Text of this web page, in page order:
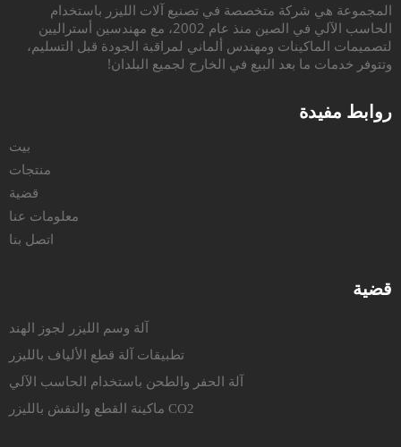
المجموعة هي شركة متخصصة في تصنيع آلات الليزر باستخدام
الحاسب الآلي في الصين منذ عام 2002، مع مهندسين أستراليين
لتصميمات الماكينات ومهندس ألماني لمراقبة الجودة قبل التسليم،
وتتوفر خدمات ما بعد البيع في الخارج لجميع البلدان!
روابط مفيدة
بيت
منتجات
قضية
معلومات عنا
اتصل بنا
قضية
آلة وسم الليزر لجوز الهند
تطبيقات آلة قطع الألياف بالليزر
آلة الحفر والطحن باستخدام الحاسب الآلي
ماكينة القطع والنقش بالليزر CO2